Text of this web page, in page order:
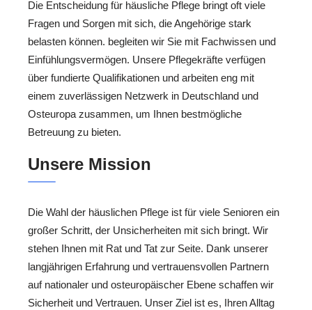
Die Entscheidung für häusliche Pflege bringt oft viele
Fragen und Sorgen mit sich, die Angehörige stark
belasten können. begleiten wir Sie mit Fachwissen und
Einfühlungsvermögen. Unsere Pflegekräfte verfügen
über fundierte Qualifikationen und arbeiten eng mit
einem zuverlässigen Netzwerk in Deutschland und
Osteuropa zusammen, um Ihnen bestmögliche
Betreuung zu bieten.
Unsere Mission
Die Wahl der häuslichen Pflege ist für viele Senioren ein
großer Schritt, der Unsicherheiten mit sich bringt. Wir
stehen Ihnen mit Rat und Tat zur Seite. Dank unserer
langjährigen Erfahrung und vertrauensvollen Partnern
auf nationaler und osteuropäischer Ebene schaffen wir
Sicherheit und Vertrauen. Unser Ziel ist es, Ihren Alltag